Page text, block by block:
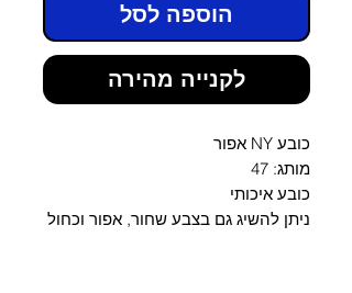
הוספה לסל
לקנייה מהירה
כובע NY אפור
מותג: 47
כובע איכותי
ניתן להשיג גם בצבע שחור, אפור וכחול